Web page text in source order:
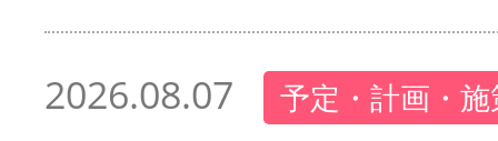
2026.08.07 予定・計画・